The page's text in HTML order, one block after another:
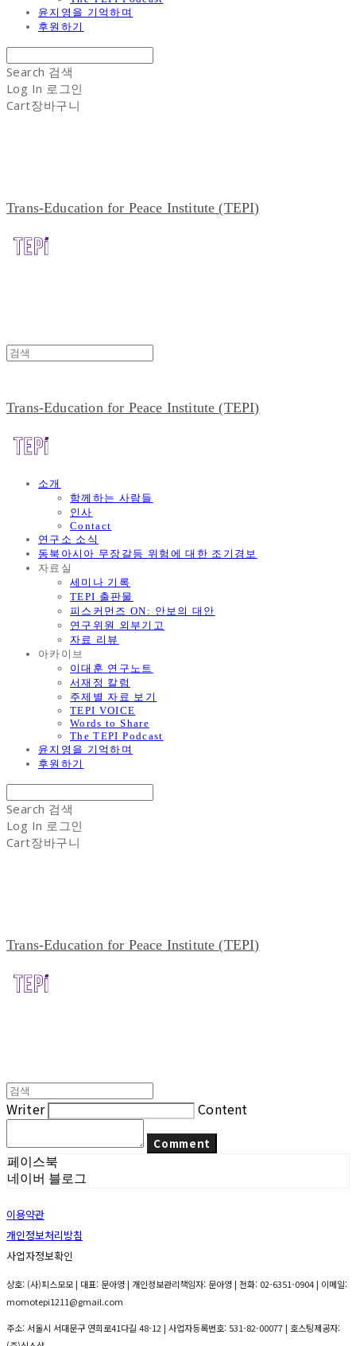
윤지영을 기억하며
후원하기
Search 검색
Log In 로그인
Cart장바구니
Trans-Education for Peace Institute (TEPI)
Trans-Education for Peace Institute (TEPI)
소개
함께하는 사람들
인사
Contact
연구소 소식
동북아시아 무장갈등 위험에 대한 조기경보
자료실
세미나 기록
TEPI 출판물
피스커먼즈 ON: 안보의 대안
연구위원 외부기고
자료 리뷰
아카이브
이대훈 연구노트
서재정 칼럼
주제별 자료 보기
TEPI VOICE
Words to Share
The TEPI Podcast
윤지영을 기억하며
후원하기
Search 검색
Log In 로그인
Cart장바구니
Trans-Education for Peace Institute (TEPI)
Writer Content
Comment
페이스북
네이버 블로그
이용약관
개인정보처리방침
사업자정보확인
상호: (사)피스모모 | 대표: 문아영 | 개인정보관리책임자: 문아영 | 전화: 02-6351-0904 | 이메일:
momotepi1211@gmail.com
주소: 서울시 서대문구 연희로41다길 48-12 | 사업자등록번호: 531-82-00077 | 호스팅제공자: